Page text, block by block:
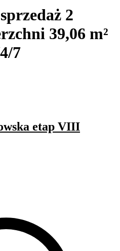
2
39,06 m²
7
etap VIII